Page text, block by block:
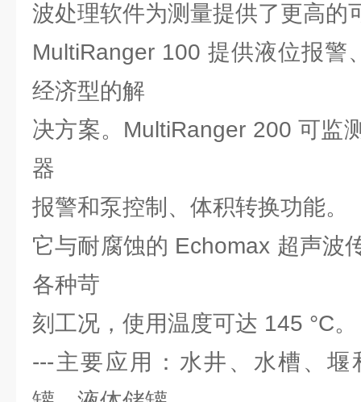
波处理软件为测量提供了更高的
MultiRanger 100 提供液位报警
经济型的解
决方案。MultiRanger 200 可监
器
报警和泵控制、体积转换功能。
它与耐腐蚀的 Echomax 超声波
各种苛
刻工况，使用温度可达 145 °C。
---主要应用：水井、水槽、